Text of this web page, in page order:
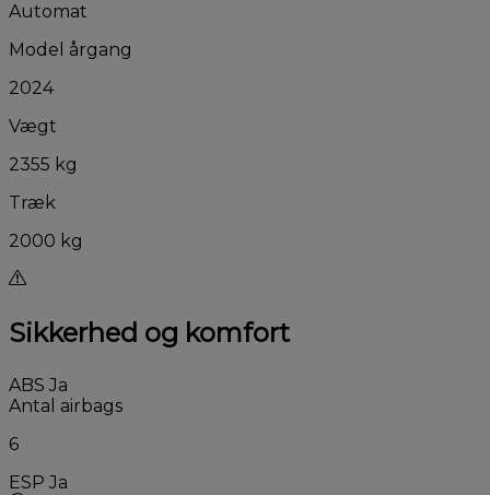
Automat
Model årgang
2024
Vægt
2355 kg
Træk
2000 kg
Sikkerhed og komfort
ABS Ja
Antal airbags
6
ESP Ja